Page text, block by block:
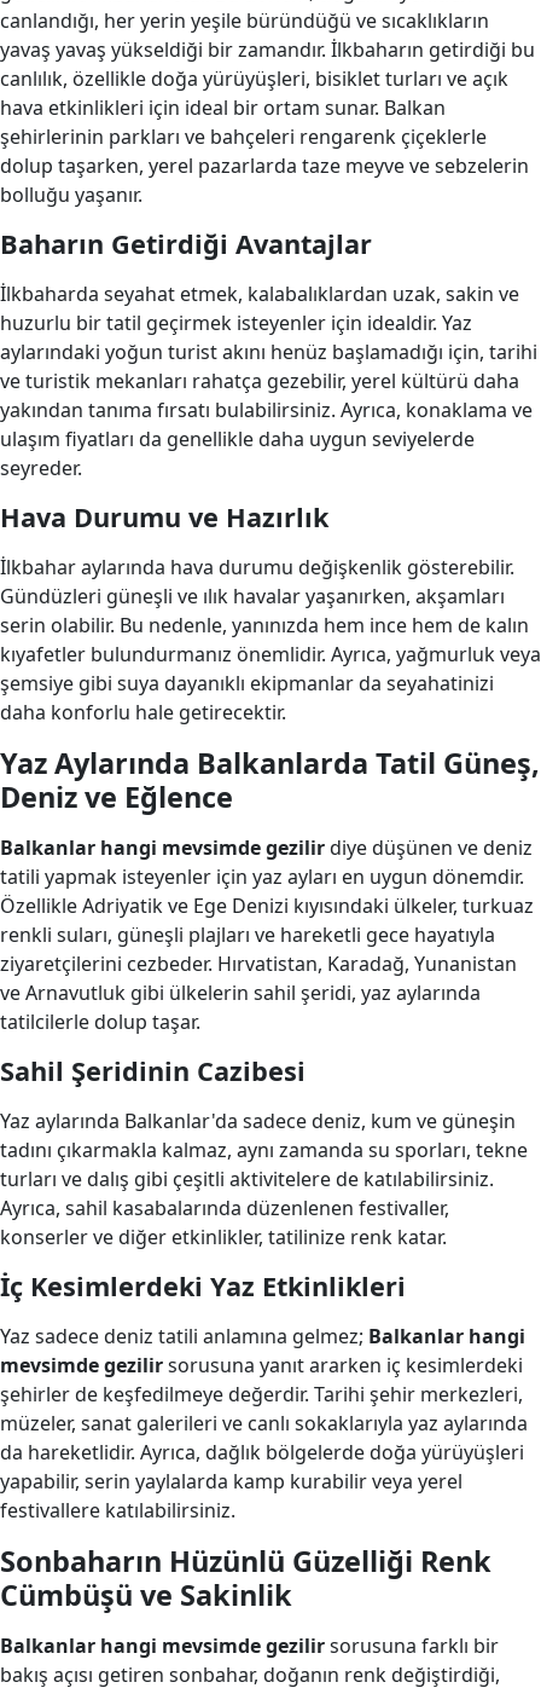
canlandığı, her yerin yeşile büründüğü ve sıcaklıkların
yavaş yavaş yükseldiği bir zamandır. İlkbaharın getirdiği bu
canlılık, özellikle doğa yürüyüşleri, bisiklet turları ve açık
hava etkinlikleri için ideal bir ortam sunar. Balkan
şehirlerinin parkları ve bahçeleri rengarenk çiçeklerle
dolup taşarken, yerel pazarlarda taze meyve ve sebzelerin
bolluğu yaşanır.
Baharın Getirdiği Avantajlar
İlkbaharda seyahat etmek, kalabalıklardan uzak, sakin ve
huzurlu bir tatil geçirmek isteyenler için idealdir. Yaz
aylarındaki yoğun turist akını henüz başlamadığı için, tarihi
ve turistik mekanları rahatça gezebilir, yerel kültürü daha
yakından tanıma fırsatı bulabilirsiniz. Ayrıca, konaklama ve
ulaşım fiyatları da genellikle daha uygun seviyelerde
seyreder.
Hava Durumu ve Hazırlık
İlkbahar aylarında hava durumu değişkenlik gösterebilir.
Gündüzleri güneşli ve ılık havalar yaşanırken, akşamları
serin olabilir. Bu nedenle, yanınızda hem ince hem de kalın
kıyafetler bulundurmanız önemlidir. Ayrıca, yağmurluk veya
şemsiye gibi suya dayanıklı ekipmanlar da seyahatinizi
daha konforlu hale getirecektir.
Yaz Aylarında Balkanlarda Tatil Güneş,
Deniz ve Eğlence
Balkanlar hangi mevsimde gezilirdiye düşünen ve deniz
tatili yapmak isteyenler için yaz ayları en uygun dönemdir.
Özellikle Adriyatik ve Ege Denizi kıyısındaki ülkeler, turkuaz
renkli suları, güneşli plajları ve hareketli gece hayatıyla
ziyaretçilerini cezbeder. Hırvatistan, Karadağ, Yunanistan
ve Arnavutluk gibi ülkelerin sahil şeridi, yaz aylarında
tatilcilerle dolup taşar.
Sahil Şeridinin Cazibesi
Yaz aylarında Balkanlar'da sadece deniz, kum ve güneşin
tadını çıkarmakla kalmaz, aynı zamanda su sporları, tekne
turları ve dalış gibi çeşitli aktivitelere de katılabilirsiniz.
Ayrıca, sahil kasabalarında düzenlenen festivaller,
konserler ve diğer etkinlikler, tatilinize renk katar.
İç Kesimlerdeki Yaz Etkinlikleri
Yaz sadece deniz tatili anlamına gelmez; Balkanlar hangi
mevsimde gezilirsorusuna yanıt ararken iç kesimlerdeki
şehirler de keşfedilmeye değerdir. Tarihi şehir merkezleri,
müzeler, sanat galerileri ve canlı sokaklarıyla yaz aylarında
da hareketlidir. Ayrıca, dağlık bölgelerde doğa yürüyüşleri
yapabilir, serin yaylalarda kamp kurabilir veya yerel
festivallere katılabilirsiniz.
Sonbaharın Hüzünlü Güzelliği Renk
Cümbüşü ve Sakinlik
Balkanlar hangi mevsimde gezilirsorusuna farklı bir
bakış açısı getiren sonbahar, doğanın renk değiştirdiği,